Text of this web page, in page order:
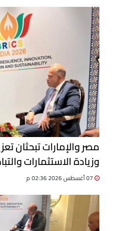
مصر والإمارات تبحثان
وزيادة الاستثمارات